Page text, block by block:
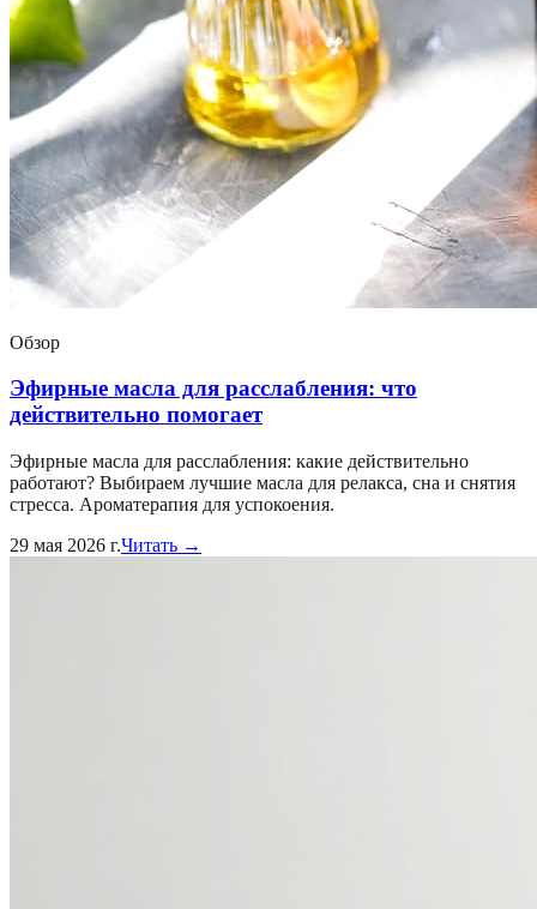
Обзор
Эфирные масла для расслабления: что
действительно помогает
Эфирные масла для расслабления: какие действительно
работают? Выбираем лучшие масла для релакса, сна и снятия
стресса. Ароматерапия для успокоения.
29 мая 2026 г.Читать →